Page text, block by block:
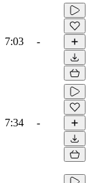
7:03 -
7:34 -